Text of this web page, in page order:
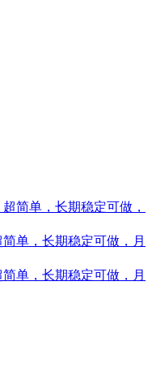
单，长期稳定可做，月
单，长期稳定可做，月